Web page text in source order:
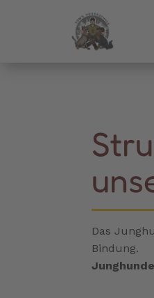
Das
Bindung.